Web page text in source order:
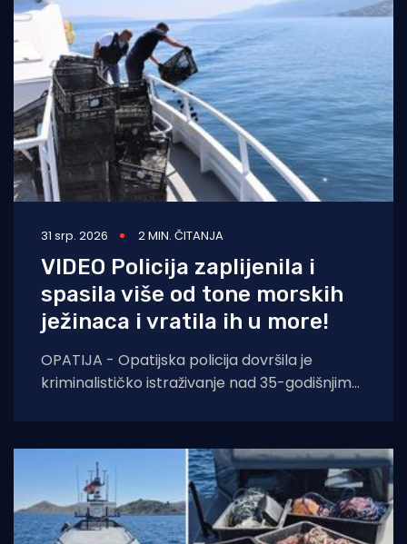
31 srp. 2026 2 MIN. ČITANJA
VIDEO Policija zaplijenila i
spasila više od tone morskih
ježinaca i vratila ih u more!
OPATIJA - Opatijska policija dovršila je
kriminalističko istraživanje nad 35-godišnjim